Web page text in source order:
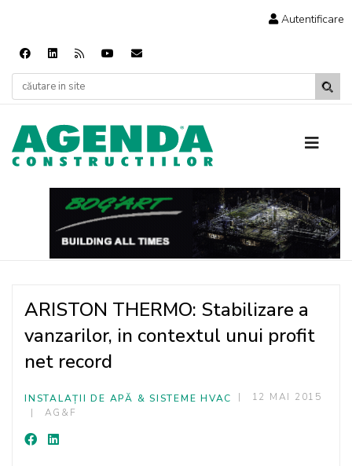
Autentificare
ARISTON THERMO: Stabilizare a
vanzarilor, in contextul unui profit
net record
INSTALAȚII DE APĂ & SISTEME HVAC
12 MAI 2015
AG&F